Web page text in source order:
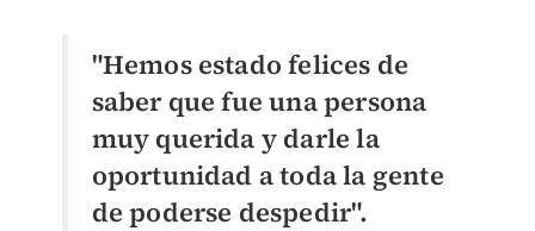
"Hemos estado felices de
saber que fue una persona
muy querida y darle la
oportunidad a toda la gente
de poderse despedir".